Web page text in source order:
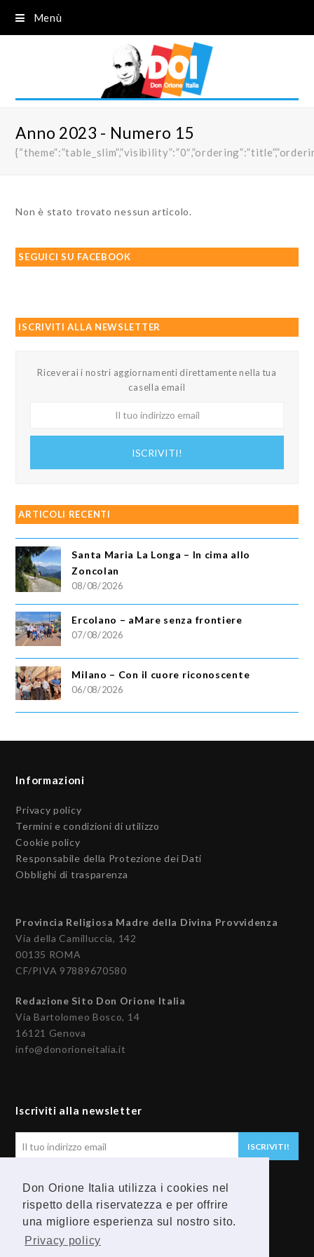
Don Orione Italia utilizza i cookies nel
rispetto della riservatezza e per offrire
una migliore esperienza sul nostro sito.
Privacy policy
Menù
Anno 2023 - Numero 15
Non è stato trovato nessun articolo.
SEGUICI SU FACEBOOK
ISCRIVITI ALLA NEWSLETTER
Riceverai i nostri aggiornamenti direttamente nella tua
casella email
ISCRIVITI!
ARTICOLI RECENTI
Santa Maria La Longa – In cima allo
Zoncolan
08/08/2026
Ercolano – aMare senza frontiere
07/08/2026
Milano – Con il cuore riconoscente
06/08/2026
Informazioni
Privacy policy
Termini e condizioni di utilizzo
Cookie policy
Responsabile della Protezione dei Dati
Obblighi di trasparenza
Provincia Religiosa Madre della Divina Provvidenza
Via della Camilluccia, 142
00135 ROMA
CF/PIVA 97889670580
Redazione Sito Don Orione Italia
Via Bartolomeo Bosco, 14
16121 Genova
info@donorioneitalia.it
Iscriviti alla newsletter
email
ISCRIVITI!
Seguici
F